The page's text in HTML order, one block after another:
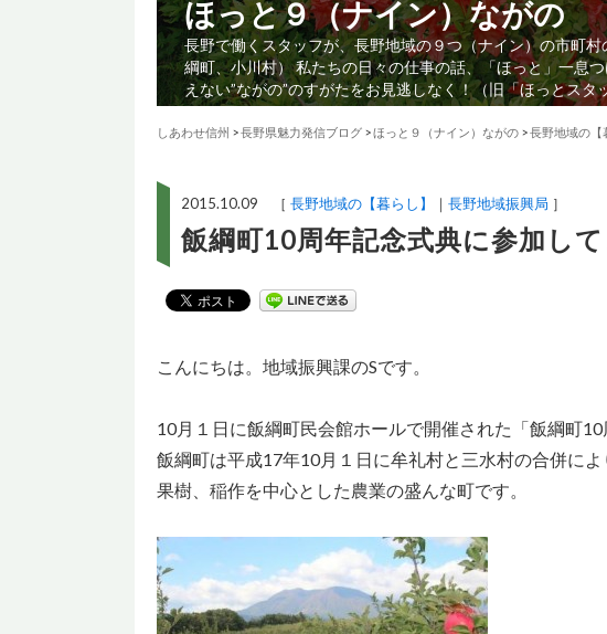
ほっと９（ナイン）ながの
長野で働くスタッフが、長野地域の９つ（ナイン）の市町
綱町、小川村） 私たちの日々の仕事の話、「ほっと」一息
えない”ながの”のすがたをお見逃しなく！（旧「ほっとスタ
しあわせ信州 >長野県魅力発信ブログ >ほっと９（ナイン）ながの >長野地域の【
2015.10.09 ［ 長野地域の【暮らし】 長野地域振興局 ］
飯綱町10周年記念式典に参加し
こんにちは。地域振興課のSです。
10月１日に飯綱町民会館ホールで開催された「飯綱町10
飯綱町は平成17年10月１日に牟礼村と三水村の合併によ
果樹、稲作を中心とした農業の盛んな町です。